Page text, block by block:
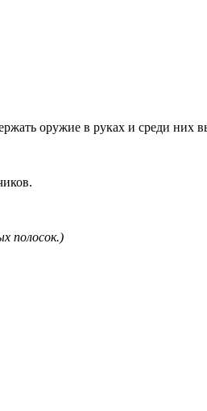
оружие в руках и среди них
полосок.)